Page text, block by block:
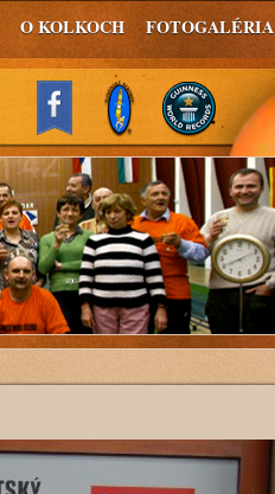
O KOLKOCH FOTOGALÉRIA